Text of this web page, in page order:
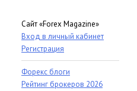
Сайт «Forex Magazine»
Вход в личный кабинет
Регистрация
Форекс блоги
Рейтинг брокеров 2026